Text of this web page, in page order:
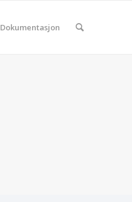
Dokumentasjon